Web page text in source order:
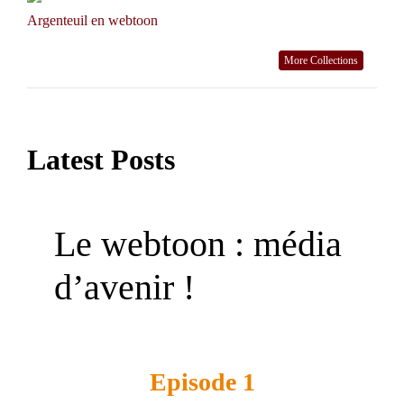
Argenteuil en webtoon
More Collections
Latest Posts
Le webtoon : média
d’avenir !
Episode 1